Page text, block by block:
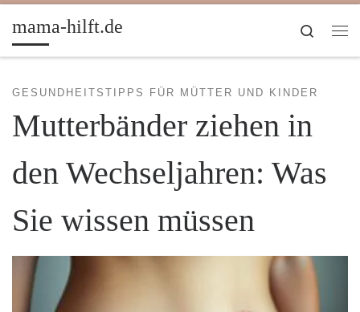
Zum Inhalt springen
mama-hilft.de
Search
GESUNDHEITSTIPPS FÜR MÜTTER UND KINDER
Mutterbänder ziehen in
den Wechseljahren: Was
Sie wissen müssen